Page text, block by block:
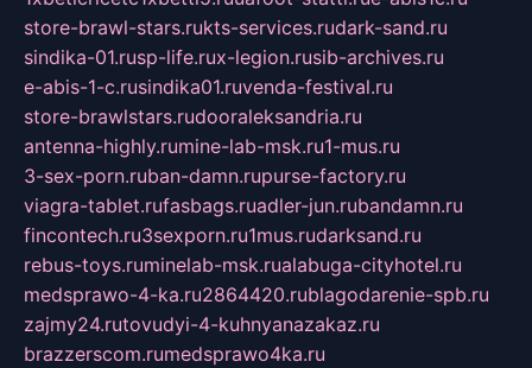
store-brawl-stars.rukts-services.rudark-sand.ru
sindika-01.rusp-life.rux-legion.rusib-archives.ru
e-abis-1-c.rusindika01.ruvenda-festival.ru
store-brawlstars.rudooraleksandria.ru
antenna-highly.rumine-lab-msk.ru1-mus.ru
3-sex-porn.ruban-damn.rupurse-factory.ru
viagra-tablet.rufasbags.ruadler-jun.rubandamn.ru
fincontech.ru3sexporn.ru1mus.rudarksand.ru
rebus-toys.ruminelab-msk.rualabuga-cityhotel.ru
medsprawo-4-ka.ru2864420.rublagodarenie-spb.ru
zajmy24.rutovudyi-4-kuhnyanazakaz.ru
brazzerscom.rumedsprawo4ka.ru